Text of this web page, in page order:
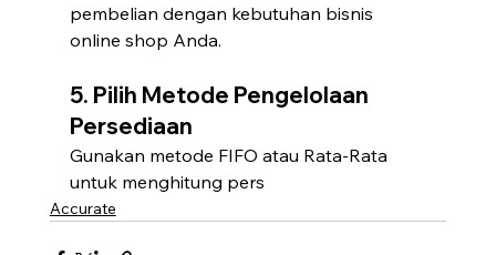
pembelian dengan kebutuhan bisnis
online shop Anda.
5. Pilih Metode Pengelolaan
Persediaan
Gunakan metode FIFO atau Rata-Rata
untuk menghitung pers
Accurate